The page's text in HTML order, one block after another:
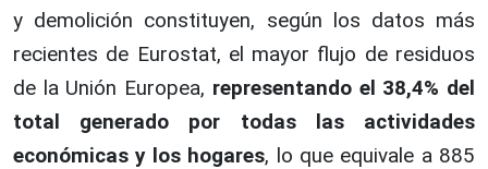
y demolición constituyen, según los datos más
recientes de Eurostat, el mayor flujo de residuos
de la Unión Europea, representando el 38,4% del
total generado por todas las actividades
económicas y los hogares, lo que equivale a 885